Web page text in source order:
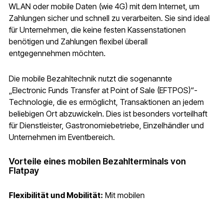
WLAN oder mobile Daten (wie 4G) mit dem Internet, um
Zahlungen sicher und schnell zu verarbeiten. Sie sind ideal
für Unternehmen, die keine festen Kassenstationen
benötigen und Zahlungen flexibel überall
entgegennehmen möchten.
Die mobile Bezahltechnik nutzt die sogenannte
„Electronic Funds Transfer at Point of Sale (EFTPOS)“-
Technologie, die es ermöglicht, Transaktionen an jedem
beliebigen Ort abzuwickeln. Dies ist besonders vorteilhaft
für Dienstleister, Gastronomiebetriebe, Einzelhändler und
Unternehmen im Eventbereich.
Vorteile eines mobilen Bezahlterminals von
Flatpay
Flexibilität und Mobilität: Mit mobilen